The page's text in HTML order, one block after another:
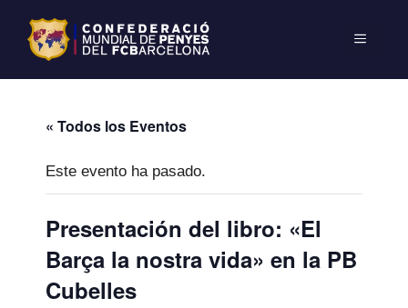
« Todos los Eventos
Este evento ha pasado.
Presentación del libro: «El
Barça la nostra vida» en la PB
Cubelles